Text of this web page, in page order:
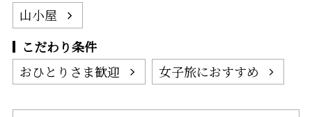
山小屋
こだわり条件
おひとりさま歓迎
女子旅におすすめ